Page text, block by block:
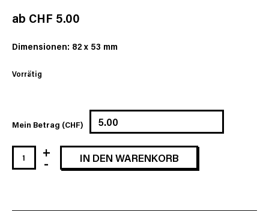
ab CHF 5.00
Dimensionen: 82 x 53 mm
Vorrätig
Mein Betrag (CHF)
Milchjugend-
Sticker:
IN DEN WARENKORB